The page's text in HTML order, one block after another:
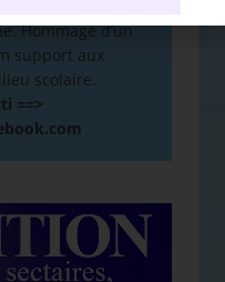
Hommage d’un
support aux
scolaire.
==>